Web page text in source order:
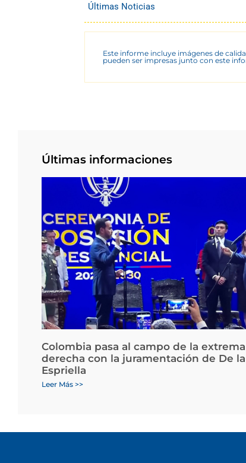
Últimas Noticias
Este informe incluye imágenes de
pueden ser impresas junto con este
Últimas informaciones
Colombia pasa al campo de la extrema
derecha con la juramentación de De la
Espriella
Leer Más >>